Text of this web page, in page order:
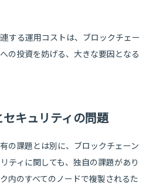
する運用コストは、ブロックチェー
の投資を妨げる、大きな要因となる
キュリティの問題
の課題とは別に、ブロックチェーン
ティに関しても、独自の課題があり
内のすべてのノードで複製されるた